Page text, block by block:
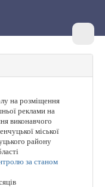
на розміщення
реклами на
виконавчого
міської
району
за станом